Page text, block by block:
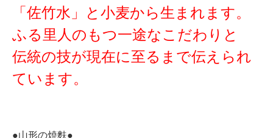
「佐竹水」と小麦から生まれます。
ふる里人のもつ一途なこだわりと
伝統の技が現在に至るまで伝えられ
ています。
●山形の焼麩●